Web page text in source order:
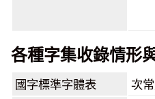
各種字集收錄情形
國字標準字體表 次